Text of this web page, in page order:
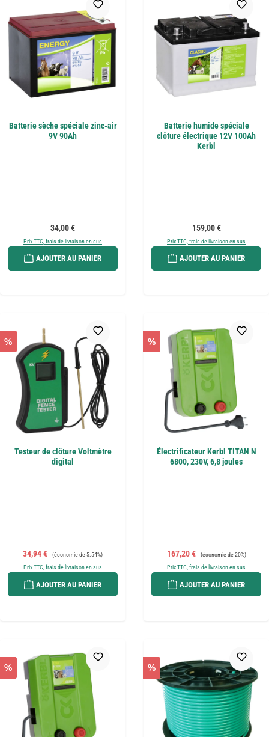
Batterie sèche spéciale zinc-air
9V 90Ah
Prix régulier :
34,00 €
Prix TTC, frais de livraison en sus
AJOUTER AU PANIER
Batterie humide spéciale
clôture électrique 12V 100Ah
Kerbl
Prix régulier :
159,00 €
Prix TTC, frais de livraison en sus
AJOUTER AU PANIER
%
Testeur de clôture Voltmètre
digital
Prix de vente :
34,94 € Prix régulier :
(économie de 5.54%)
Prix TTC, frais de livraison en sus
AJOUTER AU PANIER
%
Électrificateur Kerbl TITAN N
6800, 230V, 6,8 joules
Prix de vente :
167,20 € Prix régulier :
(économie de 20%)
Prix TTC, frais de livraison en sus
AJOUTER AU PANIER
% %